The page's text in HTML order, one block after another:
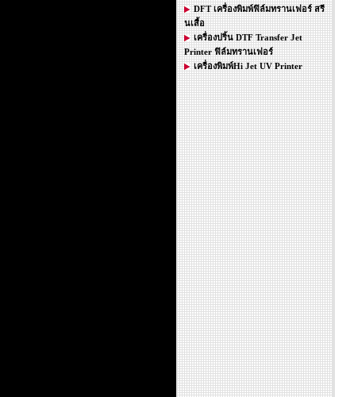
DFT เครื่องพิมพ์ฟิล์มทรานเฟอร์ สรี
นเสื้อ
เครื่องปริ้น DTF Transfer Jet
Printer ฟิล์มทรานเฟอร์
เครื่องพิมพ์Hi Jet UV Printer